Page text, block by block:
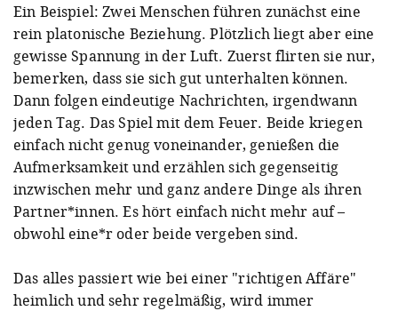
Ein Beispiel: Zwei Menschen führen zunächst eine
rein platonische Beziehung. Plötzlich liegt aber eine
gewisse Spannung in der Luft. Zuerst flirten sie nur,
bemerken, dass sie sich gut unterhalten können.
Dann folgen eindeutige Nachrichten, irgendwann
jeden Tag. Das Spiel mit dem Feuer. Beide kriegen
einfach nicht genug voneinander, genießen die
Aufmerksamkeit und erzählen sich gegenseitig
inzwischen mehr und ganz andere Dinge als ihren
Partner*innen. Es hört einfach nicht mehr auf –
obwohl eine*r oder beide vergeben sind.
Das alles passiert wie bei einer "richtigen Affäre"
heimlich und sehr regelmäßig, wird immer